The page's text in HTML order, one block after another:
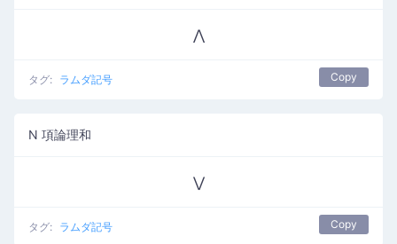
⋀
タグ: ラムダ記号 Copy
N 項論理和
⋁
タグ: ラムダ記号 Copy